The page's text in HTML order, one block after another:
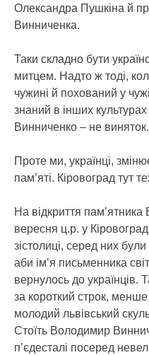
Олександра Пушкіна й
Винниченка.
Таки складно бути
митцем. Надто ж тоді,
чужині й похований у
знаний в інших
Винниченко – не виняток.
Проте ми, українці,
пам’яті. Кіровоград тут
На відкриття
вересня ц.р. у
зістолиці, серед них
аби ім’я письменника
вернулось до українців.
за короткий строк, менше
молодий львівський
Стоїть Володимир
п’єдесталі посеред